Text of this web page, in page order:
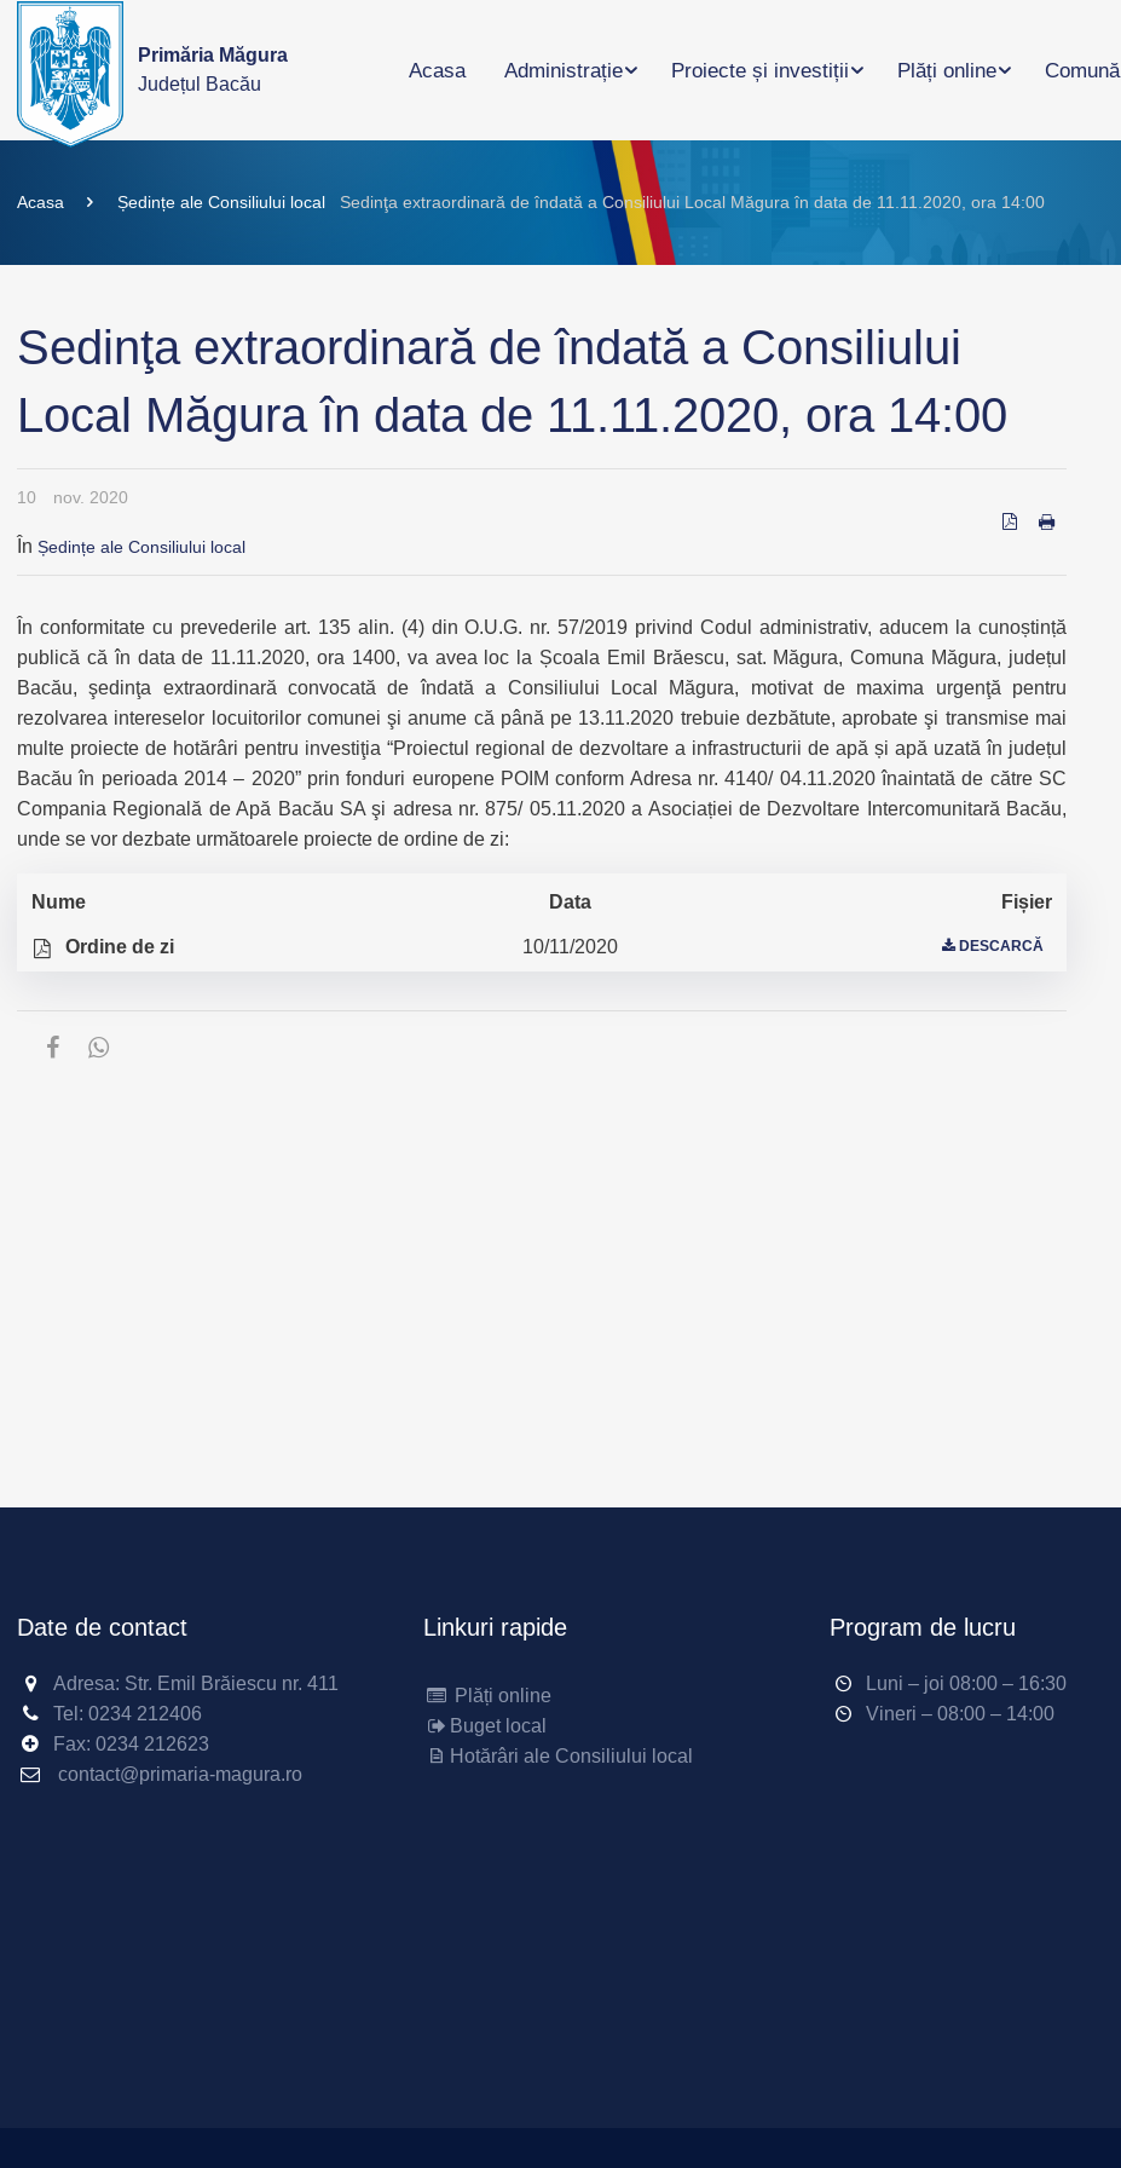
Primăria Măgura
Județul Bacău
Acasa Administrație Proiecte și investiții Plăți online Comună
Acasa Ședințe ale Consiliului local Sedinţa extraordinară de îndată a Consiliului Local Măgura în data de 11.11.2020, ora 14:00
Sedinţa extraordinară de îndată a Consiliului
Local Măgura în data de 11.11.2020, ora 14:00
10 nov. 2020
În Ședințe ale Consiliului local
În conformitate cu prevederile art. 135 alin. (4) din O.U.G. nr. 57/2019 privind Codul administrativ, aducem la cunoștință
publică că în data de 11.11.2020, ora 1400, va avea loc la Școala Emil Brăescu, sat. Măgura, Comuna Măgura, județul
Bacău, şedinţa extraordinară convocată de îndată a Consiliului Local Măgura, motivat de maxima urgenţă pentru
rezolvarea intereselor locuitorilor comunei şi anume că până pe 13.11.2020 trebuie dezbătute, aprobate şi transmise mai
multe proiecte de hotărâri pentru investiţia “Proiectul regional de dezvoltare a infrastructurii de apă și apă uzată în județul
Bacău în perioada 2014 – 2020” prin fonduri europene POIM conform Adresa nr. 4140/ 04.11.2020 înaintată de către SC
Compania Regională de Apă Bacău SA şi adresa nr. 875/ 05.11.2020 a Asociației de Dezvoltare Intercomunitară Bacău,
unde se vor dezbate următoarele proiecte de ordine de zi:
Nume Data Fișier
Ordine de zi 10/11/2020 DESCARCĂ
Date de contact
Adresa: Str. Emil Brăiescu nr. 411
Tel: 0234 212406
Fax: 0234 212623
contact@primaria-magura.ro
Linkuri rapide
Plăți online
Buget local
Hotărâri ale Consiliului local
Program de lucru
Luni – joi 08:00 – 16:30
Vineri – 08:00 – 14:00